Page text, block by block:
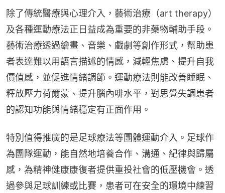
除了傳統醫療與心理介入，藝術治療（art therapy）
及各種運動療法正日益成為重要的非藥物輔助手段。
藝術治療透過繪畫、音樂、戲劇等創作形式，幫助患
者表達難以用語言描述的情感，減輕焦慮、提升自我
價值感，並促進情緒調節。運動療法則能改善睡眠、
釋放壓力荷爾蒙、提升腦內啡水平，對思覺失調患者
的認知功能與情緒穩定有正面作用。
特別值得推廣的是足球療法等團體運動介入。足球作
為團隊運動，能自然地培養合作、溝通、紀律與歸屬
感，為精神健康康復者提供重投社會的低壓機會。透
過參與足球訓練或比賽，患者可在安全的環境中練習